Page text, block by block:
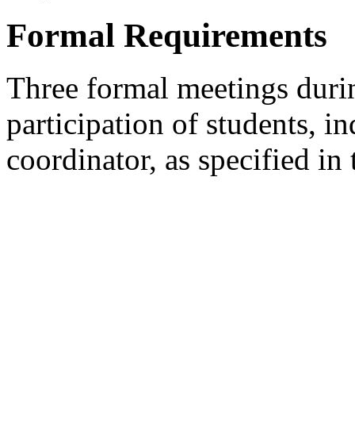
Formal Requirements
Three formal meetings
participation of students,
coordinator, as specified in